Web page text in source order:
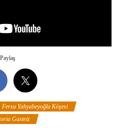
Paylaş
Fersu Yahyabeyoğlu Köşesi
Gasteiz